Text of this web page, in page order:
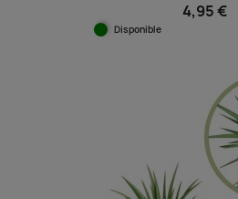
4,95 €
Disponible